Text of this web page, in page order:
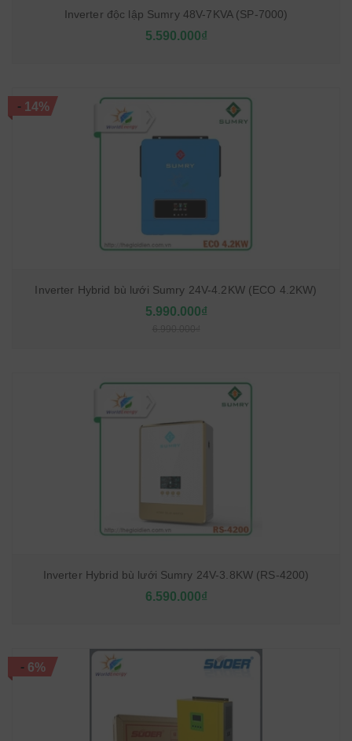
Inverter độc lập Sumry 48V-7KVA (SP-7000)
5.590.000₫
-14%
Inverter Hybrid bù lưới Sumry 24V-4.2KW (ECO 4.2KW)
5.990.000₫
Inverter Hybrid bù lưới Sumry 24V-3.8KW (RS-4200)
6.590.000₫
- 6%